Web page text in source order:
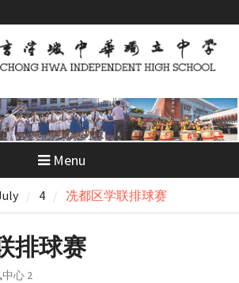
Menu
4 冼都区学联排球赛
排球赛
心 2